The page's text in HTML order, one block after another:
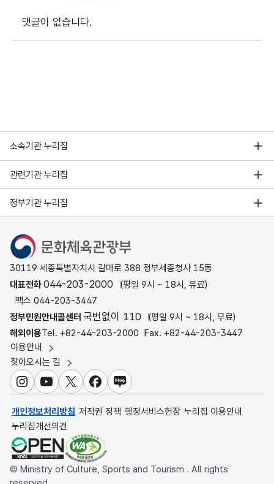
댓글이 없습니다.
소속기관 누리집
관련기관 누리집
정부기관 누리집
문화체육관광부
30119 세종특별자치시 갈매로 388 정부세종청사 15동
대표전화044-203-2000
(평일 9시 ~ 18시, 유료)
팩스 044-203-3447
정부민원안내콜센터 국번없이 110
(평일 9시 ~ 18시, 무료)
해외이용Tel. +82-44-203-2000 Fax. +82-44-203-3447
이용안내
찾아오시는 길
인스타그램
유튜브X 페이스북
블로그
개인정보처리방침 저작권 정책 행정서비스헌장 누리집 이용안내
누리집개선의견
© Ministry of Culture, Sports and Tourism . All rights